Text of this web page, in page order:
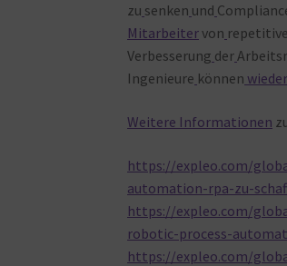
zu senken und
Mitarbeitervon
Verbesserung der
Ingenieure können wieder
Weitere Informationen
https://expleo.com/
automation-rpa-zu-
https://expleo.com/
robotic-process-
https://expleo.com/